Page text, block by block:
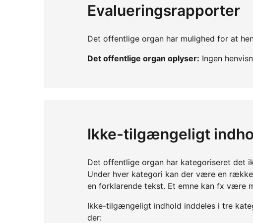
Evalueringsrapporter
Det offentlige organ har mulighed for at
Det offentlige organ oplyser: Ingen
Ikke-tilgængeligt
Det offentlige organ har kategoriseret det
Under hver kategori kan der være en
en forklarende tekst. Et emne kan fx være
Ikke-tilgængeligt indhold inddeles i tre
der: